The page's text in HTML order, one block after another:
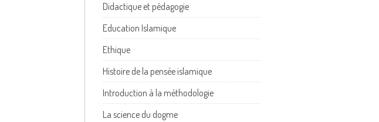
Didactique et pédagogie
Education Islamique
Ethique
Histoire de la pensée islamique
Introduction à la méthodologie
La science du dogme